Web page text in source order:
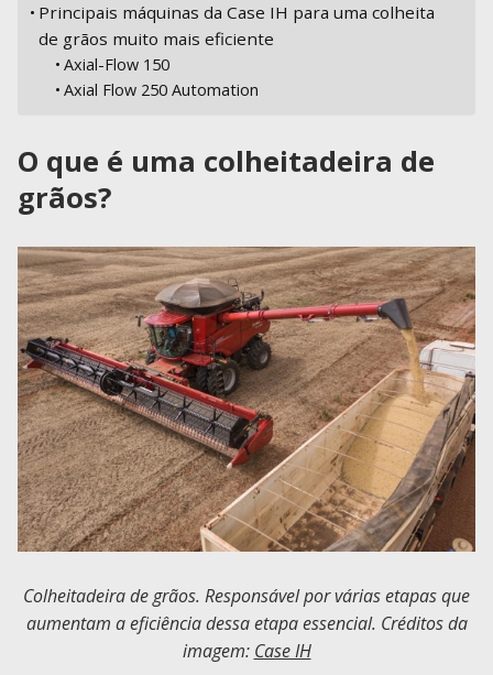
Principais máquinas da Case IH para uma colheita
de grãos muito mais eficiente
Axial-Flow 150
Axial Flow 250 Automation
O que é uma colheitadeira de
grãos?
Colheitadeira de grãos. Responsável por várias etapas que
aumentam a eficiência dessa etapa essencial. Créditos da
imagem: Case IH